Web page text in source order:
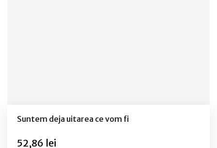
Suntem deja uitarea ce vom fi
52,86 lei